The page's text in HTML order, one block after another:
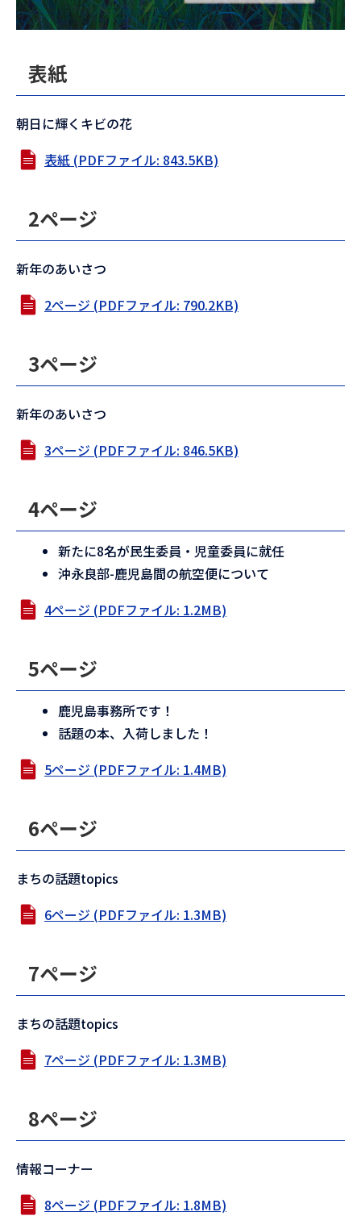
表紙
朝日に輝くキビの花
表紙 (PDFファイル: 843.5KB)
2ページ
新年のあいさつ
2ページ (PDFファイル: 790.2KB)
3ページ
新年のあいさつ
3ページ (PDFファイル: 846.5KB)
4ページ
新たに8名が民生委員・児童委員に就任
沖永良部-鹿児島間の航空便について
4ページ (PDFファイル: 1.2MB)
5ページ
鹿児島事務所です！
話題の本、入荷しました！
5ページ (PDFファイル: 1.4MB)
6ページ
まちの話題topics
6ページ (PDFファイル: 1.3MB)
7ページ
まちの話題topics
7ページ (PDFファイル: 1.3MB)
8ページ
情報コーナー
8ページ (PDFファイル: 1.8MB)